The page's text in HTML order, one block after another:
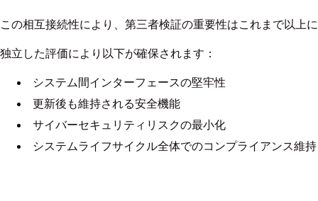
この相互接続性により、第三者検証の重要性はこれまで以上
独立した評価により以下が確保されます：
システム間インターフェースの堅牢性
更新後も維持される安全機能
サイバーセキュリティリスクの最小化
システムライフサイクル全体でのコンプライアンス維持